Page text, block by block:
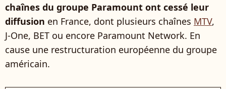
chaînes du groupe Paramount ont cessé leur
diffusion en France, dont plusieurs chaînes MTV,
J-One, BET ou encore Paramount Network. En
cause une restructuration européenne du groupe
américain.